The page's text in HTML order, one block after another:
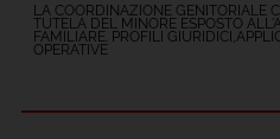
LA COORDINAZIONE GENITORIALE
TUTELA DEL MINORE ESPOSTO
FAMILIARE. PROFILI
OPERATIVE